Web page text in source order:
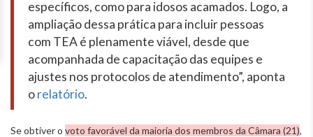
específicos, como para idosos acamados. Logo, a
ampliação dessa prática para incluir pessoas
com TEA é plenamente viável, desde que
acompanhada de capacitação das equipes e
ajustes nos protocolos de atendimento”, aponta
orelatório.
Se obtiver o voto favorável da maioria dos membros da Câmara (21),